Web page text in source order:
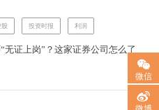
股 投资时报 利润
无证上岗”？这家证券公司怎么了
微信